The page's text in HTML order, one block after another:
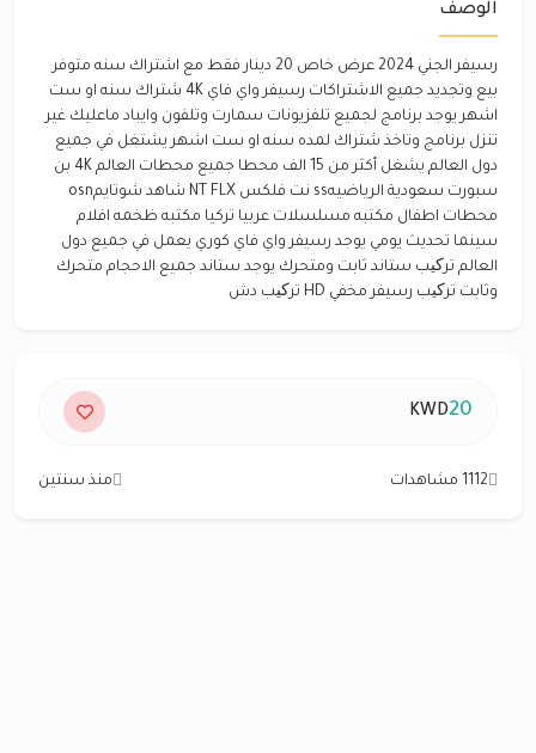
الوصف
رسيفر الجني 2024 عرض خاص 20 دينار فقط مع اشتراك سنه متوفر
بيع وتجديد جميع الاشتراكات رسيفر واي فاي 4K شتراك سنه او ست
اشهر يوجد برنامج لجميع تلفزيونات سمارت وتلفون وايباد ماعليك غير
تنزل برنامج وتاخذ شتراك لمده سنه او ست اشهر يشتغل في جميع
دول العالم يشغل أكثر من 15 الف محطا جميع محطات العالم 4K بن
سبورت سعودية الرياضيهss نت فلكس NT FLX شاهد شوتايمosn
محطات اطفال مكتبه مسلسلات عربيا تركيا مكتبه ظخمه افلام
سينما تحديث يومي يوجد رسيفر واي فاي كوري يعمل في جميع دول
العالم ترکیب ستاند ثابت ومتحرك يوجد ستاند جميع الاحجام متحرك
وثابت ترکیب رسيفر مخفي HD ترکیب دش
20
KWD
1112 مشاهدات منذ سنتين